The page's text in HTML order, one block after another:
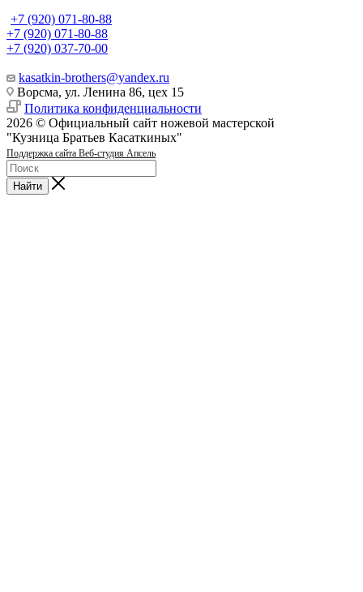
+7 (920) 071-80-88
+7 (920) 071-80-88
+7 (920) 037-70-00
kasatkin-brothers@yandex.ru
Ворсма, ул. Ленина 86, цех 15
Политика конфиденциальности
2026 © Официальный сайт ножевой мастерской
"Кузница Братьев Касаткиных"
Поддержка сайта Веб-студия Апсель
Найти